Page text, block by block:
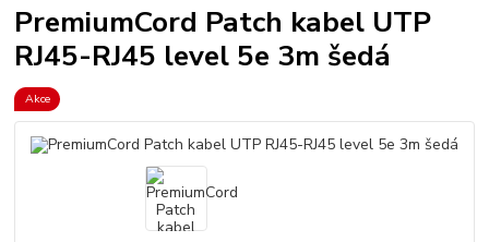
PremiumCord Patch kabel UTP
RJ45-RJ45 level 5e 3m šedá
Akce